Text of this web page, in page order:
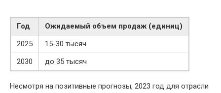
Год
Ожидаемый объем продаж (единиц)
2025
15-30 тысяч
2030
до 35 тысяч
Несмотря на позитивные прогнозы, 2023 год для отрасли